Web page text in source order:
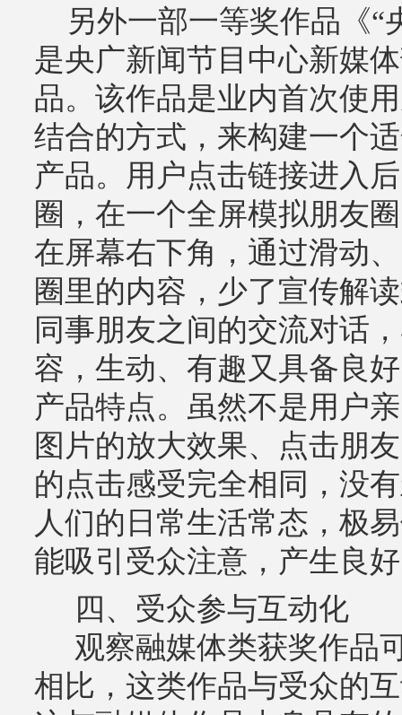
另外一部一等奖作品《“
是央广新闻节目中心新媒
品。该作品是业内首次使
结合的方式，来构建一个
产品。用户点击链接进入
圈，在一个全屏模拟朋友
在屏幕右下角，通过滑动
圈里的内容，少了宣传解
同事朋友之间的交流对话
容，生动、有趣又具备良
产品特点。虽然不是用户
图片的放大效果、点击朋
的点击感受完全相同，没
人们的日常生活常态，极
能吸引受众注意，产生良
四、受众参与互动化
观察融媒体类获奖作品
相比，这类作品与受众的